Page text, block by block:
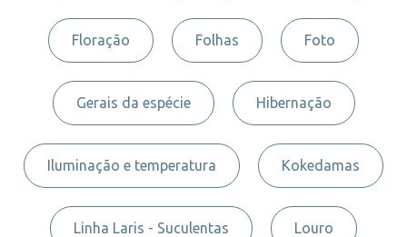
Floração Folhas Foto
Gerais da espécie Hibernação
Iluminação e temperatura Kokedamas
Linha Laris - Suculentas Louro